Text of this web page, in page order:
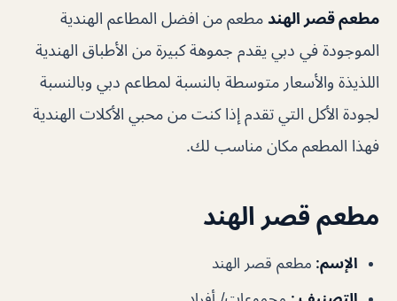
مطعم قصر الهند مطعم من افضل المطاعم الهندية
الموجودة في دبي يقدم جموهة كبيرة من الأطباق الهندية
اللذيذة والأسعار متوسطة بالنسبة لمطاعم دبي وبالنسبة
لجودة الأكل التي تقدم إذا كنت من محبي الأكلات الهندية
فهذا المطعم مكان مناسب لك.
مطعم قصر الهند
الإسم: مطعم قصر الهند